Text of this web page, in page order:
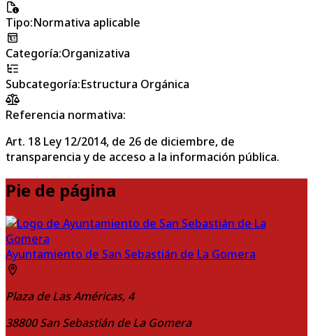
Tipo:Normativa aplicable
Categoría:Organizativa
Subcategoría:Estructura Orgánica
Referencia normativa:
Art. 18 Ley 12/2014, de 26 de diciembre, de
transparencia y de acceso a la información pública.
Pie de página
Ayuntamiento de San Sebastián de La Gomera
Plaza de Las Américas, 4
38800 San Sebastián de La Gomera